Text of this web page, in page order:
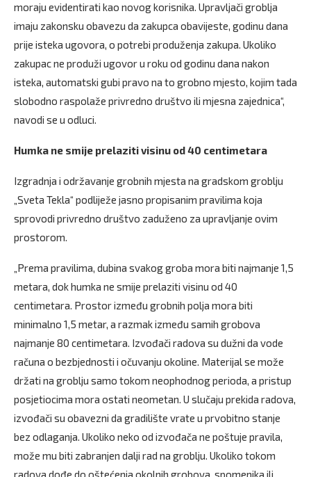
moraju evidentirati kao novog korisnika. Upravljači groblja
imaju zakonsku obavezu da zakupca obavijeste, godinu dana
prije isteka ugovora, o potrebi produženja zakupa. Ukoliko
zakupac ne produži ugovor u roku od godinu dana nakon
isteka, automatski gubi pravo na to grobno mjesto, kojim tada
slobodno raspolaže privredno društvo ili mjesna zajednica“,
navodi se u odluci.
Humka ne smije prelaziti visinu od 40 centimetara
Izgradnja i održavanje grobnih mjesta na gradskom groblju
„Sveta Tekla“ podliježe jasno propisanim pravilima koja
sprovodi privredno društvo zaduženo za upravljanje ovim
prostorom.
„Prema pravilima, dubina svakog groba mora biti najmanje 1,5
metara, dok humka ne smije prelaziti visinu od 40
centimetara. Prostor između grobnih polja mora biti
minimalno 1,5 metar, a razmak između samih grobova
najmanje 80 centimetara. Izvođači radova su dužni da vode
računa o bezbjednosti i očuvanju okoline. Materijal se može
držati na groblju samo tokom neophodnog perioda, a pristup
posjetiocima mora ostati neometan. U slučaju prekida radova,
izvođači su obavezni da gradilište vrate u prvobitno stanje
bez odlaganja. Ukoliko neko od izvođača ne poštuje pravila,
može mu biti zabranjen dalji rad na groblju. Ukoliko tokom
radova dođe do oštećenja okolnih grobova, spomenika ili